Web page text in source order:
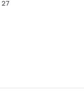
27